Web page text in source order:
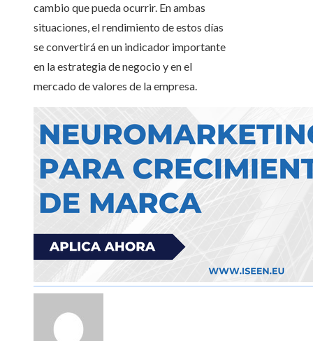
cambio que pueda ocurrir. En ambas
situaciones, el rendimiento de estos días
se convertirá en un indicador importante
en la estrategia de negocio y en el
mercado de valores de la empresa.